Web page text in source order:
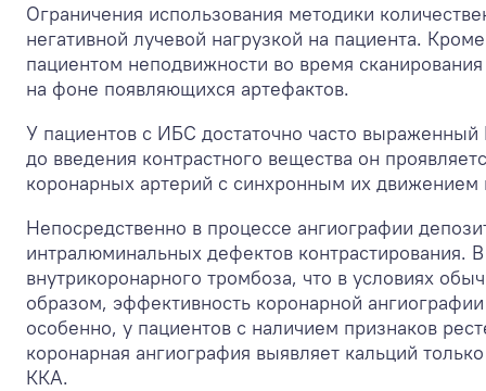
Ограничения использования методики
негативной лучевой нагрузкой на пациента.
пациентом неподвижности во время
на фоне появляющихся артефактов.
У пациентов с ИБС достаточно часто
до введения контрастного вещества он
коронарных артерий с синхронным их
Непосредственно в процессе ангиографии
интралюминальных дефектов контрастирования.
внутрикоронарного тромбоза, что в условиях
образом, эффективность коронарной
особенно, у пациентов с наличием признаков
коронарная ангиография выявляет кальций
ККА.